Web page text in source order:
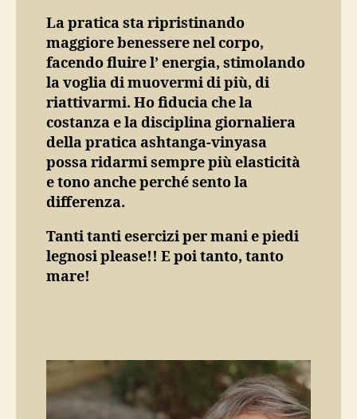
La pratica sta ripristinando
maggiore benessere nel corpo,
facendo fluire l’ energia, stimolando
la voglia di muovermi di più, di
riattivarmi. Ho fiducia che la
costanza e la disciplina giornaliera
della pratica ashtanga-vinyasa
possa ridarmi sempre più elasticità
e tono anche perché sento la
differenza.
Tanti tanti esercizi per mani e piedi
legnosi please!! E poi tanto, tanto
mare!